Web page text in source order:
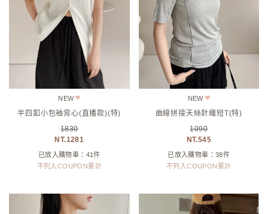
NEW
半四釦小包袖背心(直播款)(特)
1830
1281
已放入購物車：41件
不列入COUPON累計
NEW
曲線拼接天絲針織短T(特)
1090
545
已放入購物車：38件
不列入COUPON累計